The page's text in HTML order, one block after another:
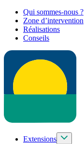
Qui sommes-nous ?
Zone d’intervention
Réalisations
Conseils
Extensions